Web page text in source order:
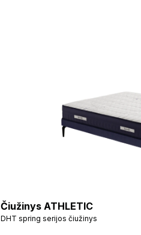
Čiužinys ATHLETIC
DHT spring serijos čiužinys